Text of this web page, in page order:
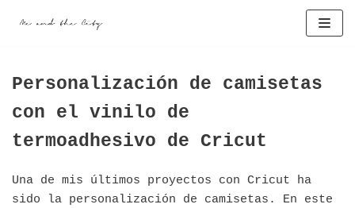
contenido
Personalización de camisetas
con el vinilo de
termoadhesivo de Cricut
Una de mis últimos proyectos con Cricut ha
sido la personalización de camisetas. En este